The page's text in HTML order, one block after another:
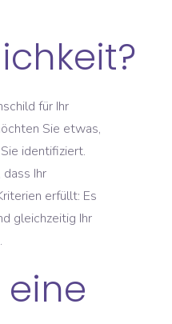
für Ihr
Sie etwas,
identifiziert.
Ihr
erfüllt: Es
gleichzeitig Ihr
eine